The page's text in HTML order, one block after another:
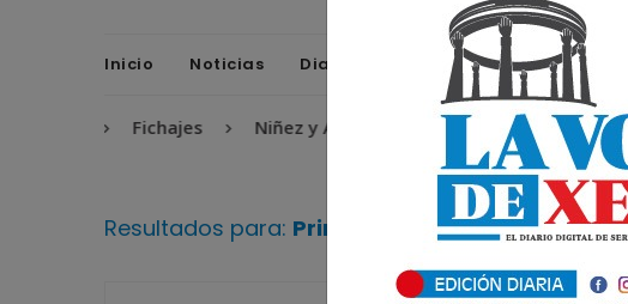
Inicio Noticias Diario Digital Opiniones La
Fichajes Niñez y Adolescencia Estafa
Resultados para: Primera División